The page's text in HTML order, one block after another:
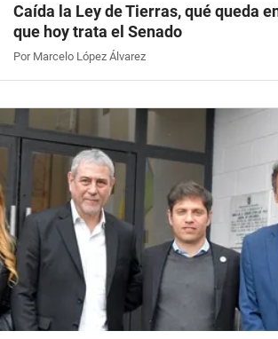
Caída la Ley de Tierras, qué queda
que hoy trata el Senado
Por Marcelo López Álvarez